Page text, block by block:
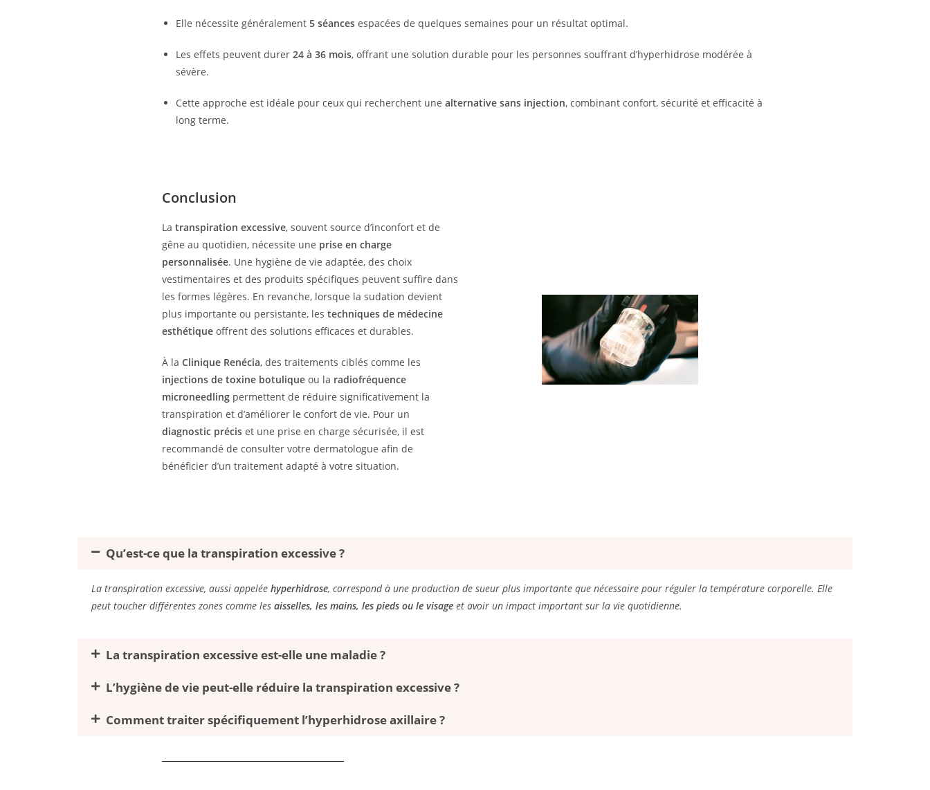
Elle nécessite généralement 5 séances espacées de quelques semaines pour un résultat optimal.
Les effets peuvent durer 24 à 36 mois, offrant une solution durable pour les personnes souffrant d’hyperhidrose modérée à
sévère.
Cette approche est idéale pour ceux qui recherchent une alternative sans injection, combinant confort, sécurité et efficacité à
long terme.
Conclusion
La transpiration excessive, souvent source d’inconfort et de
gêne au quotidien, nécessite une prise en charge
personnalisée. Une hygiène de vie adaptée, des choix
vestimentaires et des produits spécifiques peuvent suffire dans
les formes légères. En revanche, lorsque la sudation devient
plus importante ou persistante, les techniques de médecine
esthétique offrent des solutions efficaces et durables.
À la Clinique Renécia, des traitements ciblés comme les
injections de toxine botulique ou la radiofréquence
microneedling permettent de réduire significativement la
transpiration et d’améliorer le confort de vie. Pour un
diagnostic précis et une prise en charge sécurisée, il est
recommandé de consulter votre dermatologue afin de
bénéficier d’un traitement adapté à votre situation.
Qu’est-ce que la transpiration excessive ?
La transpiration excessive, aussi appelée hyperhidrose, correspond à une production de sueur plus importante que nécessaire pour réguler la température corporelle. Elle
peut toucher différentes zones comme les aisselles, les mains, les pieds ou le visage et avoir un impact important sur la vie quotidienne.
La transpiration excessive est-elle une maladie ?
L’hygiène de vie peut-elle réduire la transpiration excessive ?
Comment traiter spécifiquement l’hyperhidrose axillaire ?